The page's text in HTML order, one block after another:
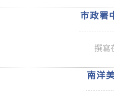
市政署
撰寫
南洋